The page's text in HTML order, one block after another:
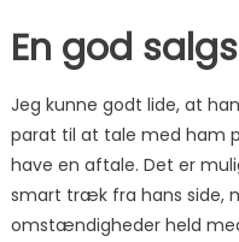
En god
Jeg kunne godt lide, at
parat til at tale med ham
have en aftale. Det er
smart træk fra hans side,
omstændigheder held